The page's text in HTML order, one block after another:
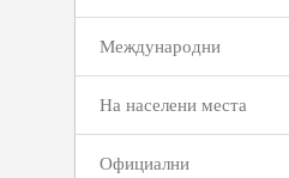
Международни
На населени места
Официални